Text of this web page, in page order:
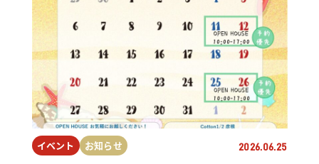
イベント お知らせ 2026.06.25